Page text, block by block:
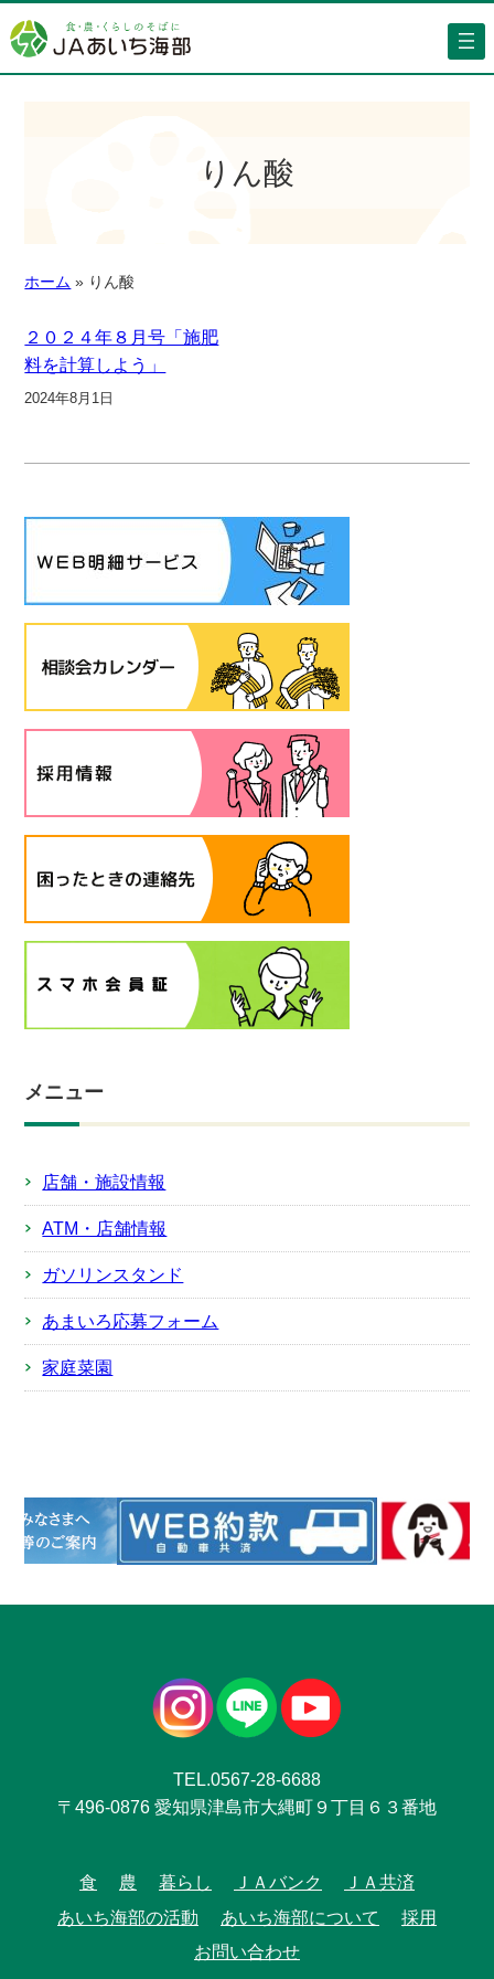
りん酸
ホーム » りん酸
２０２４年８月号「施肥
料を計算しよう」
2024年8月1日
メニュー
店舗・施設情報
ATM・店舗情報
ガソリンスタンド
あまいろ応募フォーム
家庭菜園
TEL.0567-28-6688
〒496-0876 愛知県津島市大縄町９丁目６３番地
食 農 暮らし ＪＡバンク
ＪＡ共済
あいち海部の活動
あいち海部について
採用
お問い合わせ